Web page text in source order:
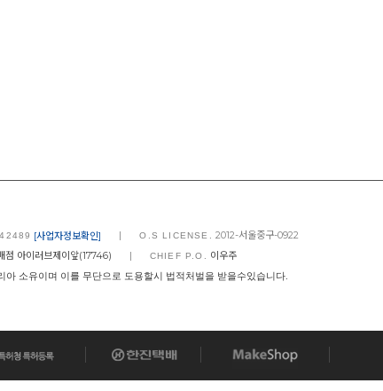
[사업자정보확인] | O.S LICENSE. 2012-서울중구-0922
점 아이러브제이앞(17746) | CHIEF P.O. 이우주
아 소유이며 이를 무단으로 도용할시 법적처벌을 받을수있습니다.